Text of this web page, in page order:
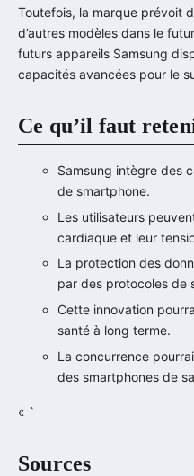
Toutefois, la marque prévoit
d’autres modèles dans le
futurs appareils Samsung
capacités avancées pour le
Ce qu’il faut
Samsung intègre des
de smartphone.
Les utilisateurs
cardiaque et leur
La protection des
par des protocoles de
Cette innovation
santé à long terme.
La concurrence
des smartphones de
« `
Sources